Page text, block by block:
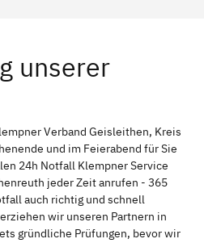
Bamberg
Passau
Rudelsdorf, Mittelfranken
unserer
Verband Geisleithen, Kreis
und im Feierabend für Sie
24h Notfall Klempner Service
jeder Zeit anrufen - 365
auch richtig und schnell
wir unseren Partnern in
gründliche Prüfungen, bevor wir